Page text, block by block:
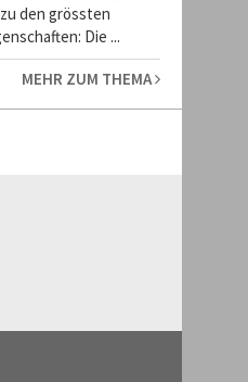
den grössten
Die ...
MEHR ZUM THEMA